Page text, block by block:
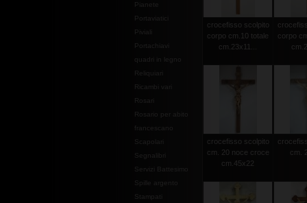
Pianete
Portaviatici
Piviali
Portachiavi
quadri in legno
Reliquiari
Ricambi vari
Rosari
Rosario per abito
francescano
Scapolari
Segnalibri
Servizi Battesimo
Spille argento
Stampati
crocefisso scolpito
corpo cm.10 totale
cm.23x11...
corpo
crocefisso scolpito
cm. 20 noce croce
cm.45x22
cm.